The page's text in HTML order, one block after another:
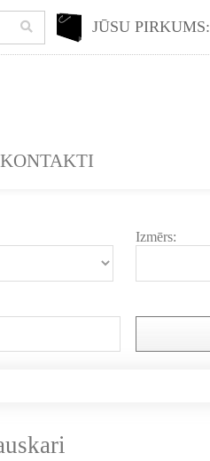
JŪSU PIRKUMS:
KONTAKTI
Izmērs: